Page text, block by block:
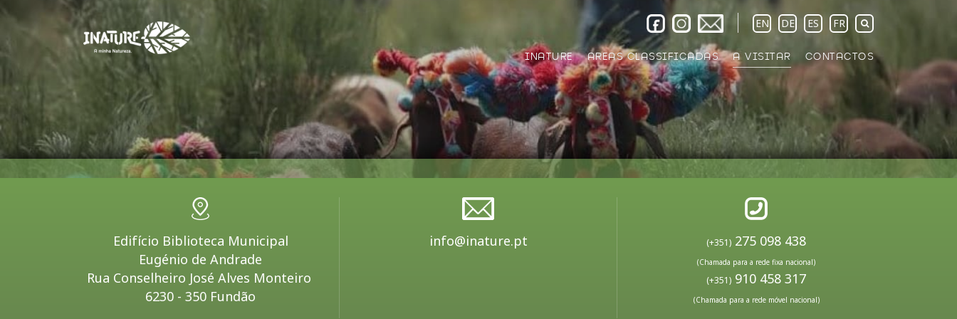
EN DE ES FR
INATURE AREAS CLASSIFICADAS A VISITAR CONTACTOS
Edifício Biblioteca Municipal
Eugénio de Andrade
Rua Conselheiro José Alves Monteiro
6230 - 350 Fundão
info@inature.pt (+351) 275 098 438
(Chamada para a rede fixa nacional)
(+351) 910 458 317
(Chamada para a rede móvel nacional)